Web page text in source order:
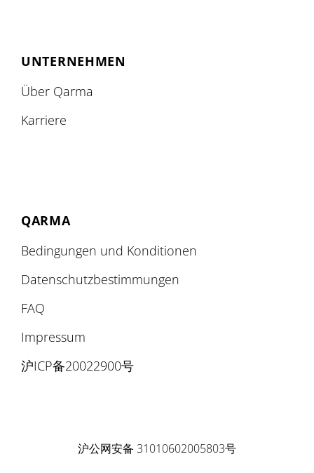
UNTERNEHMEN
Über Qarma
Karriere
QARMA
Bedingungen und Konditionen
Datenschutzbestimmungen
FAQ
Impressum
沪ICP备20022900号
沪公网安备 31010602005803号